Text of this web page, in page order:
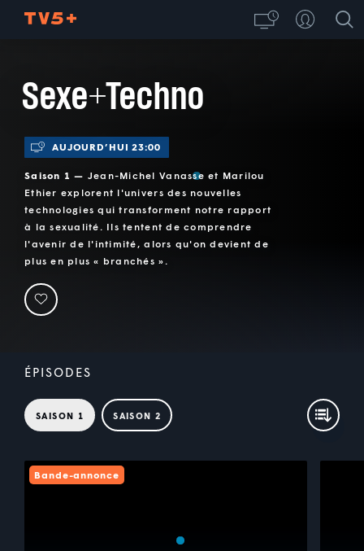
Sexe+Techno
AUJOURD’HUI 23:00
Saison 1 — Jean-Michel Vanasse et Marilou
Ethier explorent l'univers des nouvelles
technologies qui transforment notre rapport
à la sexualité. Ils tentent de comprendre
l'avenir de l'intimité, alors qu'on devient de
plus en plus « branchés ».
ÉPISODES
SAISON 1 SAISON 2
Bande-annonce